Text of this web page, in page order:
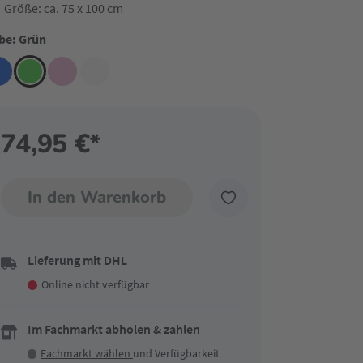
Größe: ca. 75 x 100 cm
Grün
74,95 €*
In den Warenkorb
Lieferung mit DHL
Online nicht verfügbar
Im Fachmarkt abholen & zahlen
Fachmarkt wählen und Verfügbarkeit